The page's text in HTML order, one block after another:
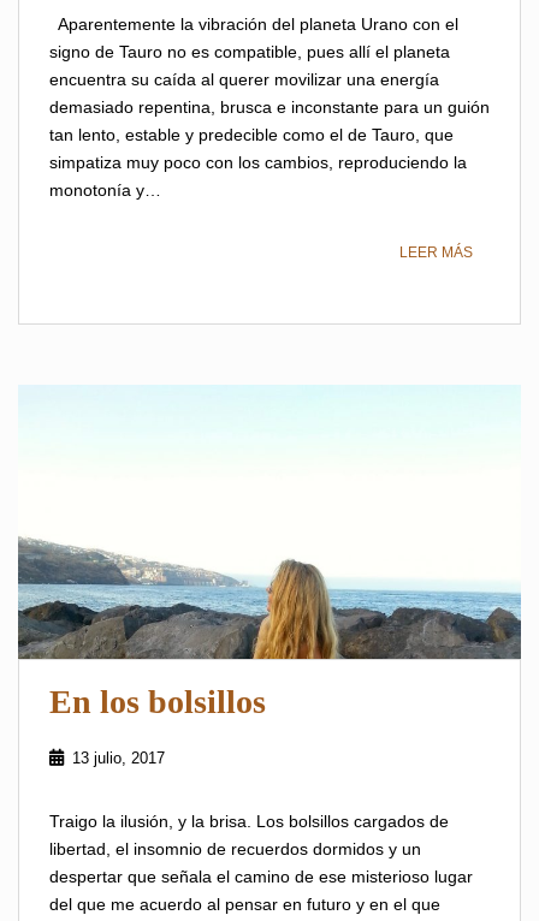
Aparentemente la vibración del planeta Urano con el
signo de Tauro no es compatible, pues allí el planeta
encuentra su caída al querer movilizar una energía
demasiado repentina, brusca e inconstante para un guión
tan lento, estable y predecible como el de Tauro, que
simpatiza muy poco con los cambios, reproduciendo la
monotonía y…
LEER MÁS
En los bolsillos
13 julio, 2017
Traigo la ilusión, y la brisa. Los bolsillos cargados de
libertad, el insomnio de recuerdos dormidos y un
despertar que señala el camino de ese misterioso lugar
del que me acuerdo al pensar en futuro y en el que